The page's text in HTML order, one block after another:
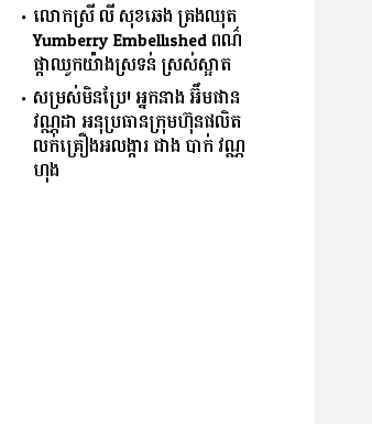
លោកស្រី លី សុខឆេង គ្រងឈុត
Yumberry Embellished ពណ៌
ផ្កាឈូកយ៉ាងស្រទន់ ស្រស់ស្អាត
សម្រស់មិនប្រែ! អ្នកនាង អ៊ឹមផាន
វណ្ណដា អនុប្រធានក្រុមហ៊ុនផលិត
លក់គ្រឿងអលង្ការ ជាង បាក់ វណ្ណ
ហុង